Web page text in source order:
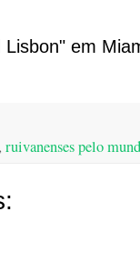
em
, ruivanenses pelo